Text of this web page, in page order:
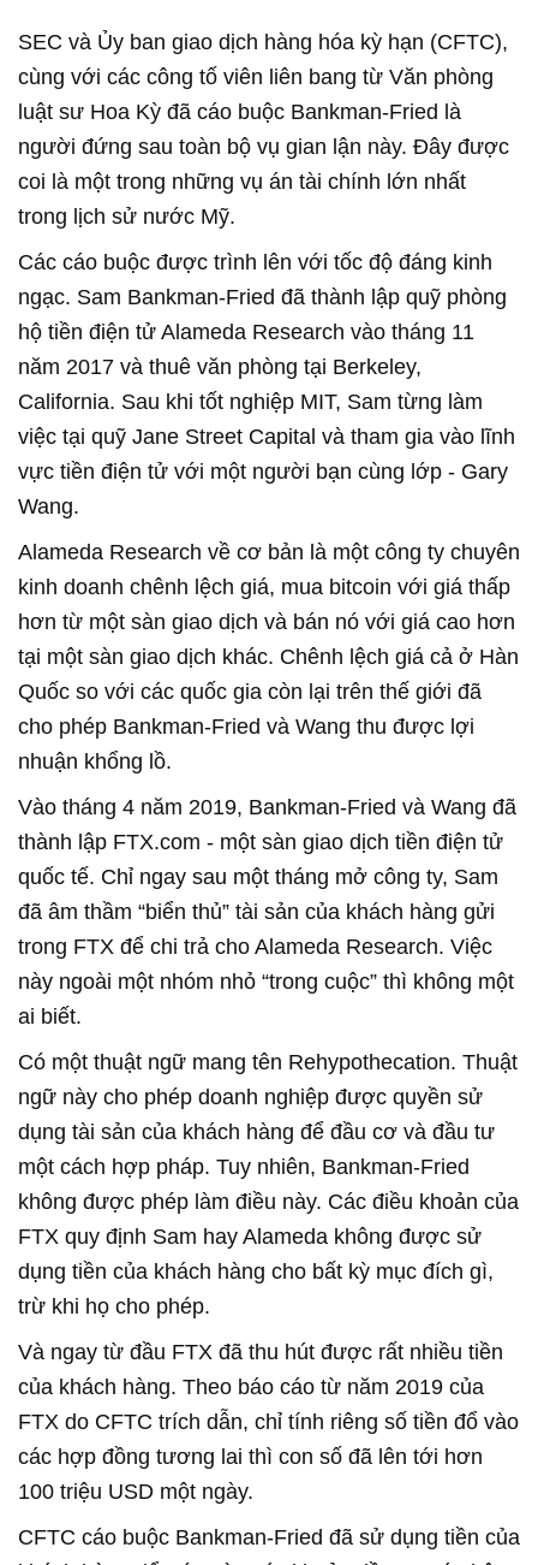
SEC và Ủy ban giao dịch hàng hóa kỳ hạn (CFTC),
cùng với các công tố viên liên bang từ Văn phòng
luật sư Hoa Kỳ đã cáo buộc Bankman-Fried là
người đứng sau toàn bộ vụ gian lận này. Đây được
coi là một trong những vụ án tài chính lớn nhất
trong lịch sử nước Mỹ.
Các cáo buộc được trình lên với tốc độ đáng kinh
ngạc. Sam Bankman-Fried đã thành lập quỹ phòng
hộ tiền điện tử Alameda Research vào tháng 11
năm 2017 và thuê văn phòng tại Berkeley,
California. Sau khi tốt nghiệp MIT, Sam từng làm
việc tại quỹ Jane Street Capital và tham gia vào lĩnh
vực tiền điện tử với một người bạn cùng lớp - Gary
Wang.
Alameda Research về cơ bản là một công ty chuyên
kinh doanh chênh lệch giá, mua bitcoin với giá thấp
hơn từ một sàn giao dịch và bán nó với giá cao hơn
tại một sàn giao dịch khác. Chênh lệch giá cả ở Hàn
Quốc so với các quốc gia còn lại trên thế giới đã
cho phép Bankman-Fried và Wang thu được lợi
nhuận khổng lồ.
Vào tháng 4 năm 2019, Bankman-Fried và Wang đã
thành lập FTX.com - một sàn giao dịch tiền điện tử
quốc tế. Chỉ ngay sau một tháng mở công ty, Sam
đã âm thầm “biển thủ” tài sản của khách hàng gửi
trong FTX để chi trả cho Alameda Research. Việc
này ngoài một nhóm nhỏ “trong cuộc” thì không một
ai biết.
Có một thuật ngữ mang tên Rehypothecation. Thuật
ngữ này cho phép doanh nghiệp được quyền sử
dụng tài sản của khách hàng để đầu cơ và đầu tư
một cách hợp pháp. Tuy nhiên, Bankman-Fried
không được phép làm điều này. Các điều khoản của
FTX quy định Sam hay Alameda không được sử
dụng tiền của khách hàng cho bất kỳ mục đích gì,
trừ khi họ cho phép.
Và ngay từ đầu FTX đã thu hút được rất nhiều tiền
của khách hàng. Theo báo cáo từ năm 2019 của
FTX do CFTC trích dẫn, chỉ tính riêng số tiền đổ vào
các hợp đồng tương lai thì con số đã lên tới hơn
100 triệu USD một ngày.
CFTC cáo buộc Bankman-Fried đã sử dụng tiền của